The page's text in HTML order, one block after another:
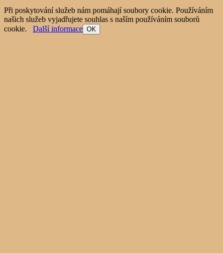
Při poskytování služeb nám pomáhají soubory cookie. Používáním
našich služeb vyjadřujete souhlas s naším používáním souborů
cookie. Další informace